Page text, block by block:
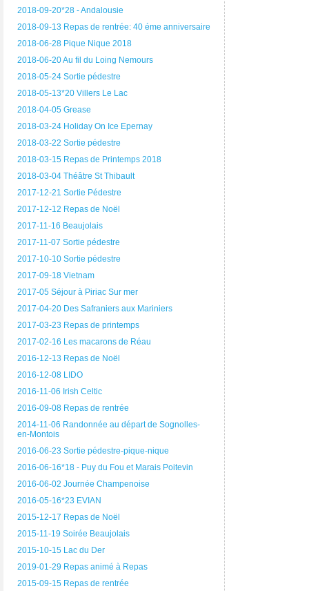
2018-09-20*28 - Andalousie
2018-09-13 Repas de rentrée: 40 éme anniversaire
2018-06-28 Pique Nique 2018
2018-06-20 Au fil du Loing Nemours
2018-05-24 Sortie pédestre
2018-05-13*20 Villers Le Lac
2018-04-05 Grease
2018-03-24 Holiday On Ice Epernay
2018-03-22 Sortie pédestre
2018-03-15 Repas de Printemps 2018
2018-03-04 Théâtre St Thibault
2017-12-21 Sortie Pédestre
2017-12-12 Repas de Noël
2017-11-16 Beaujolais
2017-11-07 Sortie pédestre
2017-10-10 Sortie pédestre
2017-09-18 Vietnam
2017-05 Séjour à Piriac Sur mer
2017-04-20 Des Safraniers aux Mariniers
2017-03-23 Repas de printemps
2017-02-16 Les macarons de Réau
2016-12-13 Repas de Noël
2016-12-08 LIDO
2016-11-06 Irish Celtic
2016-09-08 Repas de rentrée
2014-11-06 Randonnée au départ de Sognolles-
en-Montois
2016-06-23 Sortie pédestre-pique-nique
2016-06-16*18 - Puy du Fou et Marais Poitevin
2016-06-02 Journée Champenoise
2016-05-16*23 EVIAN
2015-12-17 Repas de Noël
2015-11-19 Soirée Beaujolais
2015-10-15 Lac du Der
2019-01-29 Repas animé à Repas
2015-09-15 Repas de rentrée